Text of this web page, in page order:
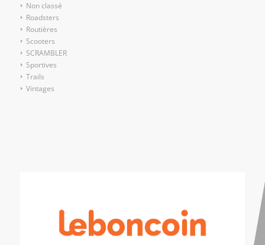
Non classé
Roadsters
Routières
Scooters
SCRAMBLER
Sportives
Trails
Vintages